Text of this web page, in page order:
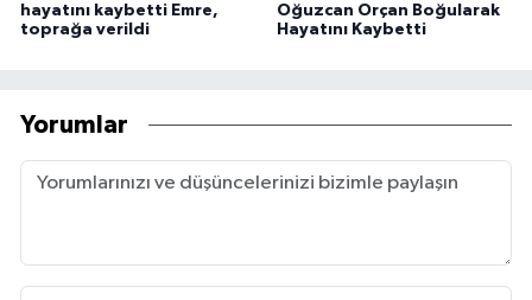
hayatını kaybetti Emre,
toprağa verildi
Oğuzcan Orçan Boğularak
Hayatını Kaybetti
Yorumlar